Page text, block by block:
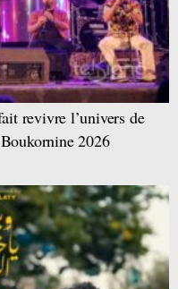
revivre l’univers de
2026